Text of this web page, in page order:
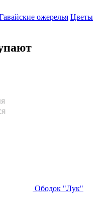
ожерелья Цветы
Ободок "Лук"